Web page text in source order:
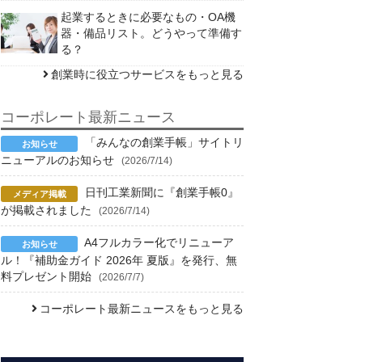
起業するときに必要なもの・OA機
器・備品リスト。どうやって準備す
る？
創業時に役立つサービスをもっと見る
コーポレート最新ニュース
「みんなの創業手帳」サイトリ
ニューアルのお知らせ
(2026/7/14)
日刊工業新聞に『創業手帳0』
が掲載されました
(2026/7/14)
A4フルカラー化でリニューア
ル！『補助金ガイド 2026年 夏版』を発行、無
料プレゼント開始
(2026/7/7)
コーポレート最新ニュースをもっと見る